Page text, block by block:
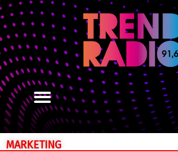
MARKETING